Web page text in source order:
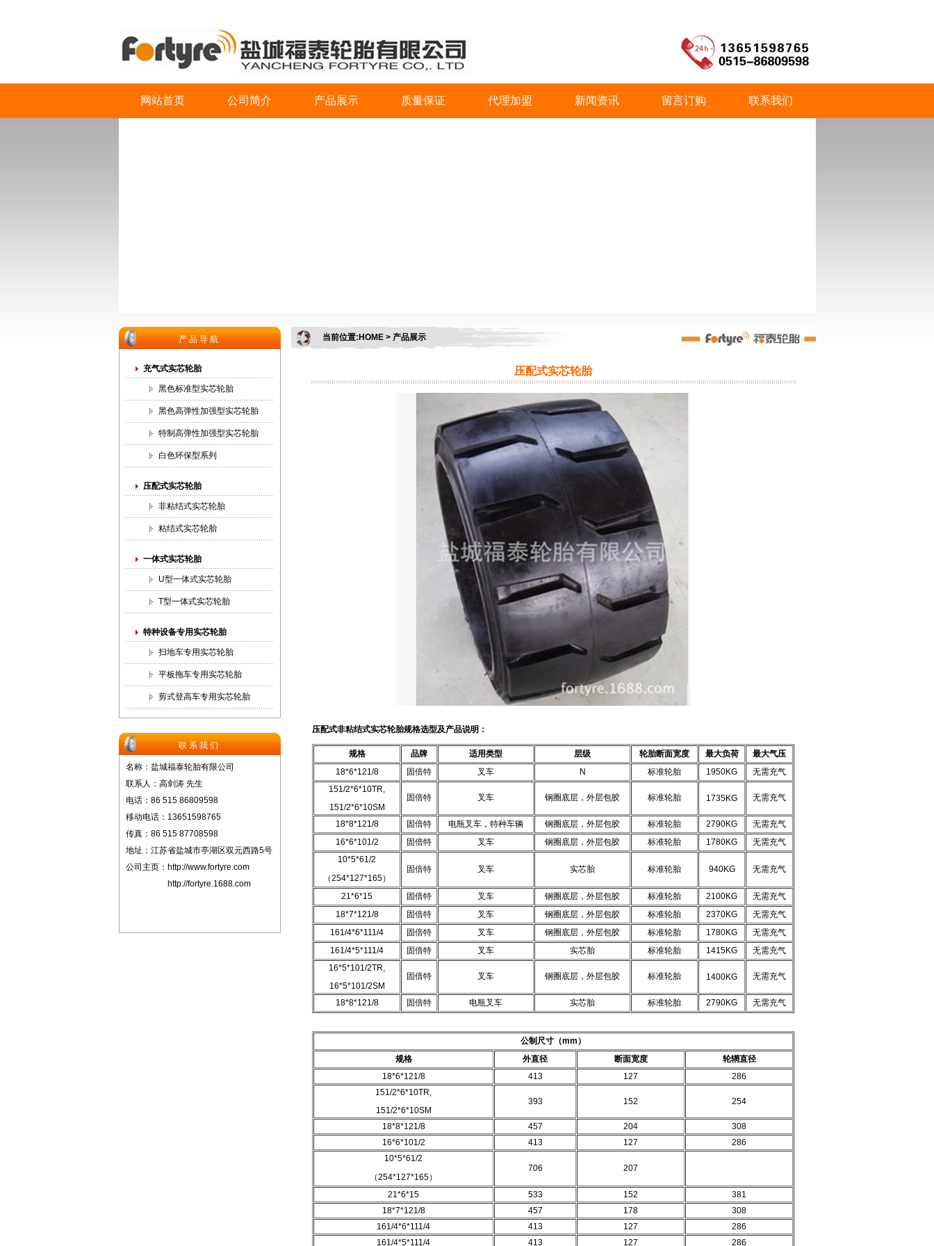
产品导航
充气式实芯轮胎
黑色标准型实芯轮胎
黑色高弹性加强型实芯轮胎
特制高弹性加强型实芯轮胎
白色环保型系列
压配式实芯轮胎
非粘结式实芯轮胎
粘结式实芯轮胎
一体式实芯轮胎
U型一体式实芯轮胎
T型一体式实芯轮胎
特种设备专用实芯轮胎
扫地车专用实芯轮胎
平板拖车专用实芯轮胎
剪式登高车专用实芯轮胎
联系我们
名称：盐城福泰轮胎有限公司
联系人：高剑涛 先生
电话：86 515 86809598
移动电话：13651598765
传真：86 515 87708598
地址：江苏省盐城市亭湖区双元西路5号
公司主页： http://www.fortyre.com
http://fortyre.1688.com
当前位置:HOME > 产品展示
压配式实芯轮胎
压配式非粘结式实芯轮胎规格选型及产品说明：
规格 品牌 适用类型 层级 轮胎断面宽度 最大负荷
最大气压
18*6*121/8
固倍特 叉车 N 标准轮胎 1950KG
无需充气
151/2*6*10TR,
151/2*6*10SM
固倍特 叉车 钢圈底层，外层包胶 标准轮胎 1735KG 无需充气
18*8*121/8 固倍特 电瓶叉车，特种车辆 钢圈底层，外层包胶 标准轮胎 2790KG
无需充气
16*6*101/2
固倍特 叉车 钢圈底层，外层包胶 标准轮胎 1780KG
无需充气
10*5*61/2
（254*127*165）
固倍特 叉车 实芯胎 标准轮胎 940KG 无需充气
21*6*15 固倍特 叉车 钢圈底层，外层包胶 标准轮胎 2100KG
无需充气
18*7*121/8
固倍特 叉车 钢圈底层，外层包胶 标准轮胎 2370KG
无需充气
161/4*6*111/4
固倍特 叉车 钢圈底层，外层包胶 标准轮胎 1780KG
无需充气
161/4*5*111/4
固倍特 叉车 实芯胎 标准轮胎 1415KG
无需充气
16*5*101/2TR,
16*5*101/2SM
固倍特 叉车 钢圈底层，外层包胶 标准轮胎 1400KG 无需充气
18*8*121/8 固倍特 电瓶叉车 实芯胎 标准轮胎 2790KG 无需充气
公制尺寸（mm ）
规格
外直径 断面宽度
轮辋直径
18*6*121/8
413 127
286
151/2*6*10TR,
151/2*6*10SM
393 152 254
18*8*121/8 457 204
308
16*6*101/2
413 127
286
10*5*61/2
（254*127*165）
706 207
21*6*15 533 152
381
18*7*121/8
457 178
308
161/4*6*111/4
413 127
286
161/4*5*111/4
413 127 286